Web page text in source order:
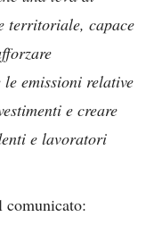
territoriale, capace
emissioni relative
e creare
e lavoratori
comunicato: